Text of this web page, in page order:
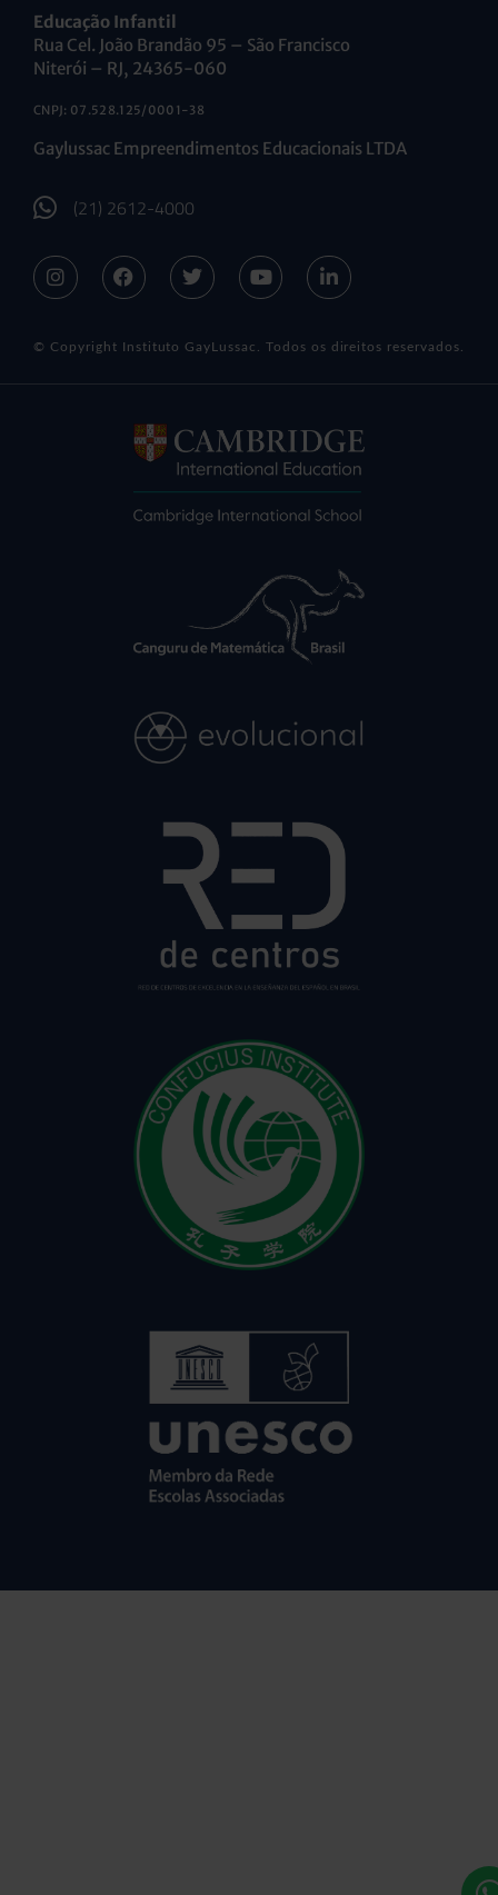
Educação Infantil
Rua Cel. João Brandão 95 – São Francisco
Niterói – RJ, 24365-060
CNPJ: 07.528.125/0001-38
Gaylussac Empreendimentos Educacionais LTDA
(21) 2612-4000
© Copyright Instituto GayLussac. Todos os direitos reservados.